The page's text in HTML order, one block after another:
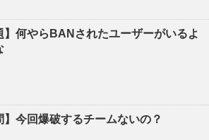
】何やらBANされたユーザーがいるよ
】今回爆破するチームないの？